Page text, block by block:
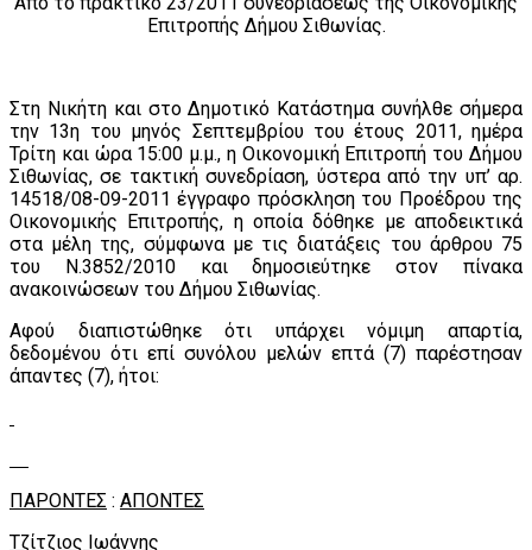
Επιτροπής Δήμου Σιθωνίας.
Στη Νικήτη και στο Δημοτικό Κατάστημα συνήλθε σήμερα
την 13η του μηνός Σεπτεμβρίου του έτους 2011, ημέρα
Τρίτη και ώρα 15:00 μ.μ., η Οικονομική Επιτροπή του Δήμου
Σιθωνίας, σε τακτική συνεδρίαση, ύστερα από την υπ’ αρ.
14518/08-09-2011 έγγραφο πρόσκληση του Προέδρου της
Οικονομικής Επιτροπής, η οποία δόθηκε με αποδεικτικά
στα μέλη της, σύμφωνα με τις διατάξεις του άρθρου 75
του Ν.3852/2010 και δημοσιεύτηκε στον πίνακα
ανακοινώσεων του Δήμου Σιθωνίας.
Αφού διαπιστώθηκε ότι υπάρχει νόμιμη απαρτία,
δεδομένου ότι επί συνόλου μελών επτά (7) παρέστησαν
άπαντες (7), ήτοι:
ΠΑΡΟΝΤΕΣ : AΠΟΝTEΣ
Τζίτζιος Ιωάννης